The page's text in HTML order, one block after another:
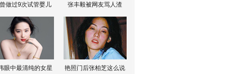
做过9次试管婴儿 张丰毅被网友骂人渣
眼中最清纯的女星 艳照门后张柏芝这么说